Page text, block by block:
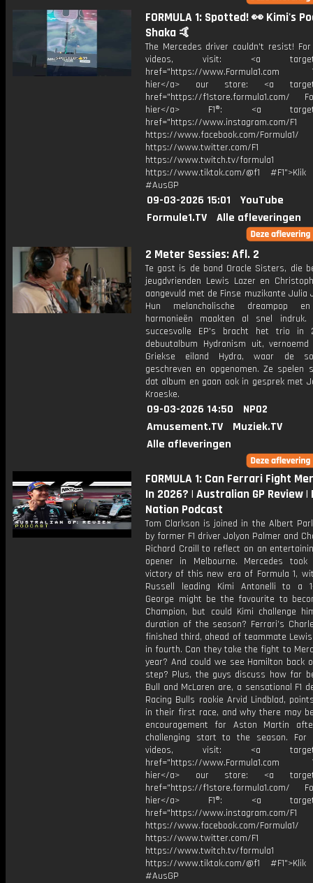
FORMULA 1: Spotted! 👀 Kimi's
Shaka 🤙
The Mercedes driver couldn't resist! For
videos, visit: <a
href="https://www.Formula1.com
hier</a> our store: <a
href="https://f1store.formula1.com/
hier</a> F1®: <a
href="https://www.instagram.com/F1
https://www.facebook.com/Formula1/
https://www.twitter.com/F1
https://www.twitch.tv/formula1
https://www.tiktok.com/@f1
#AusGP
09-03-2026 15:01
YouTube
Formule1.TV
Alle afleveringen
2 Meter Sessies: Afl. 2
Te gast is de band Oracle Sisters, die
jeugdvrienden Lewis Lazer en
aangevuld met de Finse muzikante Julia
Hun melancholische dreampop
harmonieën maakten al snel
succesvolle EP's bracht het trio in
debuutalbum Hydranism uit,
Griekse eiland Hydra, waar de
geschreven en opgenomen. Ze spelen
dat album en gaan ook in gesprek met
Kroeske.
09-03-2026 14:50
NPO2
Amusement.TV
Muziek.TV
Alle afleveringen
FORMULA 1: Can Ferrari Fight
In 2026? | Australian GP Review |
Nation Podcast
Tom Clarkson is joined in the Albert
by former F1 driver Jolyon Palmer and
Richard Craill to reflect on an
opener in Melbourne. Mercedes
victory of this new era of Formula 1,
Russell leading Kimi Antonelli to a
George might be the favourite to
Champion, but could Kimi challenge
duration of the season? Ferrari’s
finished third, ahead of teammate
in fourth. Can they take the fight to
year? And could we see Hamilton back
step? Plus, the guys discuss how far
Bull and McLaren are, a sensational F1
Racing Bulls rookie Arvid Lindblad,
in their first race, and why there may
encouragement for Aston Martin
challenging start to the season. For
videos, visit: <a
href="https://www.Formula1.com
hier</a> our store: <a
href="https://f1store.formula1.com/
hier</a> F1®: <a
href="https://www.instagram.com/F1
https://www.facebook.com/Formula1/
https://www.twitter.com/F1
https://www.twitch.tv/formula1
https://www.tiktok.com/@f1
#AusGP